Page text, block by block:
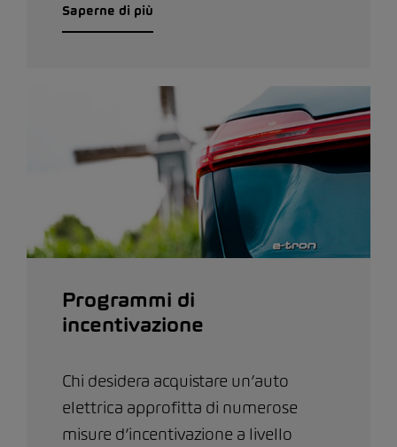
Saperne di più
Programmi di
incentivazione
Chi desidera acquistare un’auto
elettrica approfitta di numerose
misure d’incentivazione a livello